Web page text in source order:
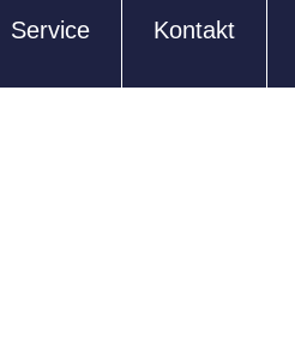
Service Kontakt